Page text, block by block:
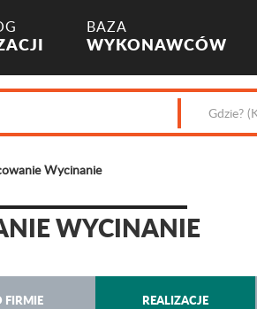
BAZA
WYKONAWCÓW
Wycinanie
WYCINANIE
FIRMIE REALIZACJE